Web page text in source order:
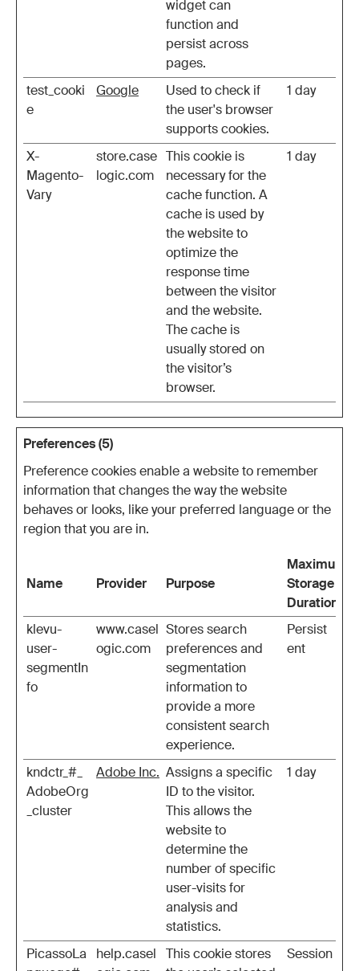
widget can
function and
persist across
pages.
test_cooki
e
Google
Used to check if
the user's browser
supports cookies.
1 day
X-
Magento-
Vary
store.case
logic.com
This cookie is
necessary for the
cache function. A
cache is used by
the website to
optimize the
response time
between the visitor
and the website.
The cache is
usually stored on
the visitor’s
browser.
1 day
Preferences (5)
Preference cookies enable a website to remember
information that changes the way the website
behaves or looks, like your preferred language or the
region that you are in.
Name Provider Purpose
Maximum
Storage
Duration
klevu-
user-
segmentIn
fo
www.casel
ogic.com
Stores search
preferences and
segmentation
information to
provide a more
consistent search
experience.
Persist
ent
kndctr_#_
AdobeOrg
_cluster
Adobe Inc. Assigns a specific
ID to the visitor.
This allows the
website to
determine the
number of specific
user-visits for
analysis and
statistics.
1 day
PicassoLa
help.casel
This cookie stores
Session